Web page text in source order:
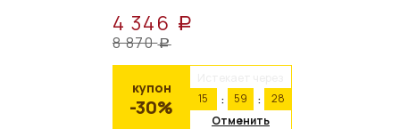
4 346 a
8 870 a
купон
-30%
15
59
28
Отменить